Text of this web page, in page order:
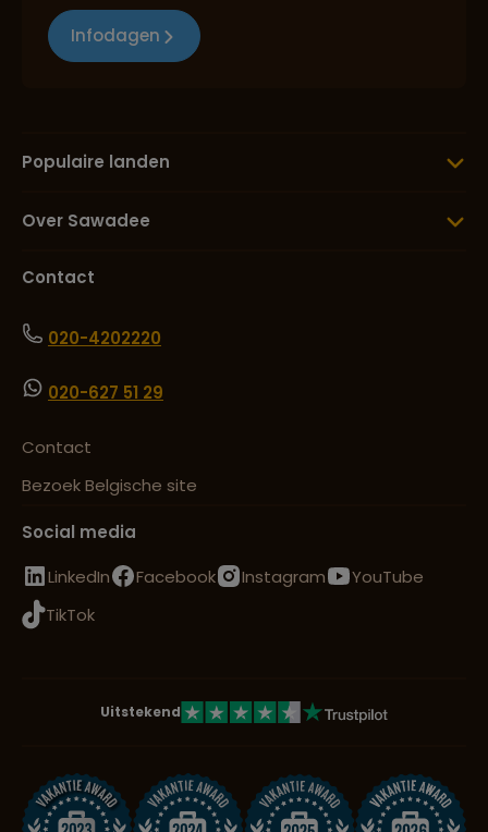
Infodagen
Populaire landen
Over Sawadee
Contact
020-4202220
020-627 51 29
Contact
Bezoek Belgische site
Social media
LinkedIn
Facebook Instagram
YouTube
TikTok
Uitstekend